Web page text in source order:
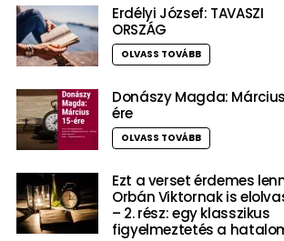
Erdélyi József: TAVASZI
ORSZÁG
OLVASS TOVÁBB
Donászy Magda:
ére
OLVASS TOVÁBB
Ezt a verset érdemes
Orbán Viktornak is
– 2. rész: egy klasszikus
figyelmeztetés a